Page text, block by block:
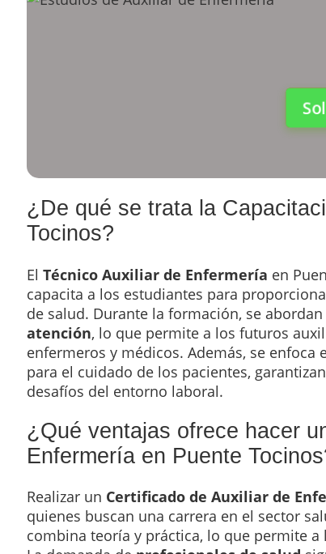
¿De qué se trata la
Tocinos?
El Técnico Auxiliar de Enfermería en
capacita a los estudiantes para
de salud. Durante la formación, se
atención, lo que permite a los futuros
enfermeros y médicos. Además, se
para el cuidado de los pacientes,
desafíos del entorno laboral.
¿Qué ventajas ofrece hacer
Enfermería en Puente
Realizar un Certificado de Auxiliar de
quienes buscan una carrera en el sector
combina teoría y práctica, lo que permite